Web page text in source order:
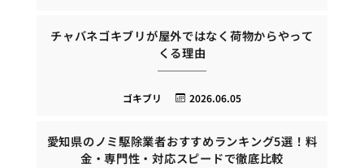
チャバネゴキブリが屋外ではなく荷物からやって
くる理由
2026.06.05
ゴキブリ
愛知県のノミ駆除業者おすすめランキング5選！料
金・専門性・対応スピードで徹底比較